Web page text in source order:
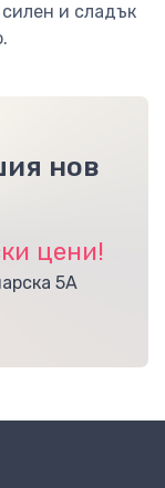
и сладък
нов
цени!
5А